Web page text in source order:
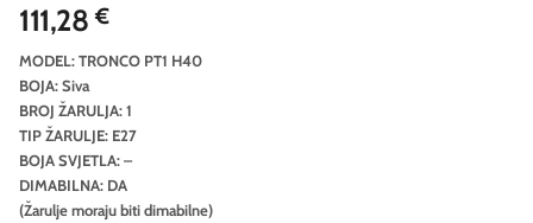
111,28€
MODEL: TRONCO PT1 H40
BOJA: Siva
BROJ ŽARULJA: 1
TIP ŽARULJE: E27
BOJA SVJETLA: –
DIMABILNA: DA
(Žarulje moraju biti dimabilne)